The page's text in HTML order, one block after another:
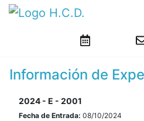
Información de
2024 - E - 2001
Fecha de Entrada: 08/10/2024